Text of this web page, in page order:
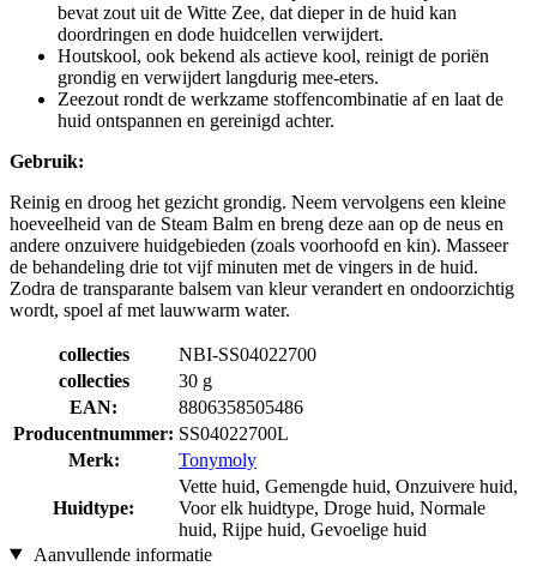
bevat zout uit de Witte Zee, dat dieper in de huid kan
doordringen en dode huidcellen verwijdert.
Houtskool, ook bekend als actieve kool, reinigt de poriën
grondig en verwijdert langdurig mee-eters.
Zeezout rondt de werkzame stoffencombinatie af en laat de
huid ontspannen en gereinigd achter.
Gebruik:
Reinig en droog het gezicht grondig. Neem vervolgens een kleine
hoeveelheid van de Steam Balm en breng deze aan op de neus en
andere onzuivere huidgebieden (zoals voorhoofd en kin). Masseer
de behandeling drie tot vijf minuten met de vingers in de huid.
Zodra de transparante balsem van kleur verandert en ondoorzichtig
wordt, spoel af met lauwwarm water.
collecties
NBI-SS04022700
collecties
30 g
EAN:
8806358505486
Producentnummer: SS04022700L
Merk:
Tonymoly
Huidtype:
Vette huid, Gemengde huid, Onzuivere huid,
Voor elk huidtype, Droge huid, Normale
huid, Rijpe huid, Gevoelige huid
Aanvullende informatie